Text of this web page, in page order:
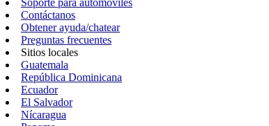
Soporte para automóviles
Contáctanos
Obtener ayuda/chatear
Preguntas frecuentes
Sitios locales
Guatemala
República Dominicana
Ecuador
El Salvador
Nícaragua